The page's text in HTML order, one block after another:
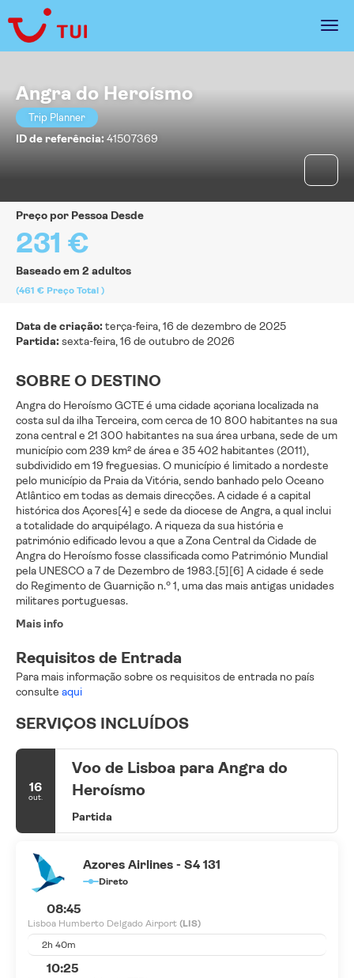
Angra do Heroísmo
Trip Planner
ID de referência: 41507369
Preço por Pessoa Desde
231 €
Baseado em 2 adultos
(461 € Preço Total )
Data de criação:terça-feira, 16 de dezembro de 2025
Partida:sexta-feira, 16 de outubro de 2026
SOBRE O DESTINO
Angra do Heroísmo GCTE é uma cidade açoriana localizada na
costa sul da ilha Terceira, com cerca de 10 800 habitantes na sua
zona central e 21 300 habitantes na sua área urbana, sede de um
município com 239 km² de área e 35 402 habitantes (2011),
subdividido em 19 freguesias. O município é limitado a nordeste
pelo município da Praia da Vitória, sendo banhado pelo Oceano
Atlântico em todas as demais direcções. A cidade é a capital
histórica dos Açores[4] e sede da diocese de Angra, a qual inclui
a totalidade do arquipélago. A riqueza da sua história e
património edificado levou a que a Zona Central da Cidade de
Angra do Heroísmo fosse classificada como Património Mundial
pela UNESCO a 7 de Dezembro de 1983.[5][6] A cidade é sede
do Regimento de Guarnição n.º 1, uma das mais antigas unidades
militares portuguesas.
Mais info
Requisitos de Entrada
Para mais informação sobre os requisitos de entrada no país
consulte aqui
SERVIÇOS INCLUÍDOS
16
out.
Voo de Lisboa para Angra do
Heroísmo
Partida
Azores Airlines - S4 131
Direto
08:45
Lisboa Humberto Delgado Airport (LIS)
2h 40m
10:25